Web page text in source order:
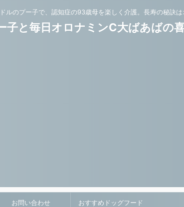
ルのプー子で、認知症の93歳母を楽しく介護。長寿の秘訣は
子と毎日オロナミンC大ばあばの
お問い合わせ おすすめドッグフード